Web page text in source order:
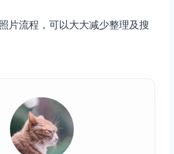
片流程，可以大大减少整理及搜